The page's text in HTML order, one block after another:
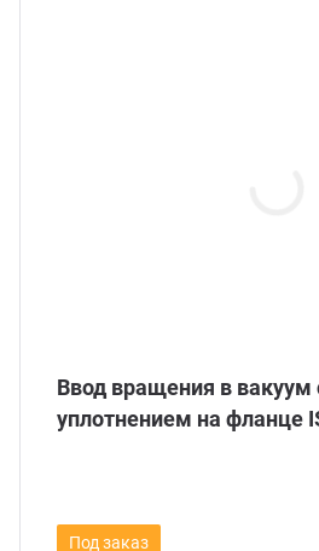
Ввод вращения в
уплотнением на фланце
Под заказ